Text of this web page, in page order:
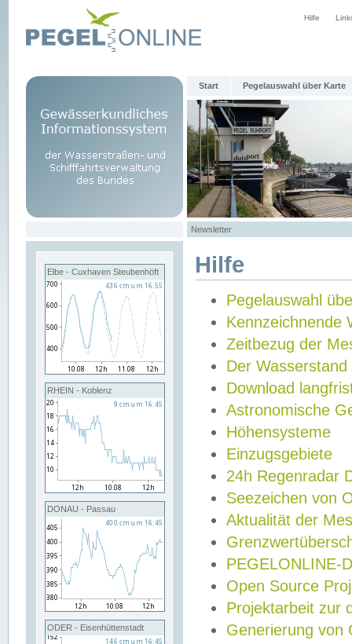
Hilfe
Start Pegelauswahl über Karte
Newsletter
Elbe - Cuxhaven Steubenhöft
RHEIN - Koblenz
DONAU - Passau
ODER - Eisenhüttenstadt
Hilfe
Pegelauswahl
Kennzeichnende
Zeitbezug der
Der Wasserstand
Download
Astronomische
Höhensysteme
Einzugsgebiete
24h Regenradar
Seezeichen von
Aktualität der
PEGELONLINE-
Open Source
Projektarbeit zur
Generierung von